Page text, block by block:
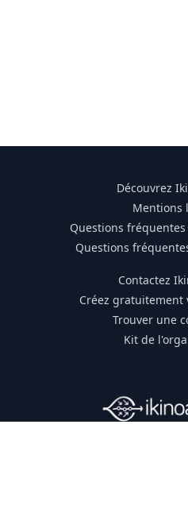
Découvrez
Mentions
Questions
Questions
Contactez
Créez gratuitement
Trouver une
Kit de